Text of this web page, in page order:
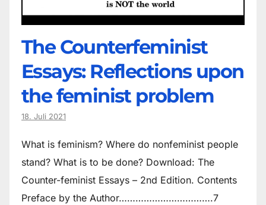
The Counter­feminist
Essays: Reflections upon
the feminist problem
18. Juli 2021
What is feminism? Where do non­feminist people
stand? What is to be done? Download: The
Counter-feminist Essays – 2nd Edition. Contents
Preface by the Author…………………………….7